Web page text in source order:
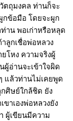
ตถุมงคล ท่านก็จะ
กข้อมือ โดยจะผูก
าน พอเก่าหรือหลุด
ลูกเชื่อพ่อหลวง
โหง ความจริงผู้
ผู้อ่านจะเข้าใจผิด
แล้วท่านไม่เคยพูด
ศิษย์ใกล้ชิด ยัง
าเองพ่อหลวงยัง
ผู้เขียนมีความ